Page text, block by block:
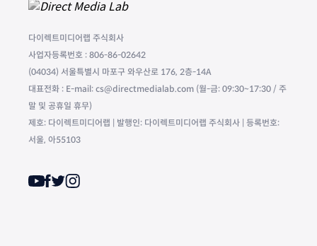
다이렉트미디어랩 주식회사
사업자등록번호 : 806-86-02642
(04034) 서울특별시 마포구 와우산로 176, 2층-14A
대표전화 : E-mail: cs@directmedialab.com (월-금: 09:30~17:30 / 주
말 및 공휴일 휴무)
제호: 다이렉트미디어랩 | 발행인: 다이렉트미디어랩 주식회사 | 등록번호:
서울, 아55103